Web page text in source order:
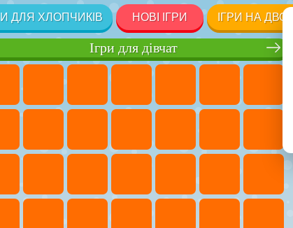
ДЛЯ ХЛОПЧИКІВ НОВІ ІГРИ ІГРИ НА ДВОХ
Ігри для дівчат